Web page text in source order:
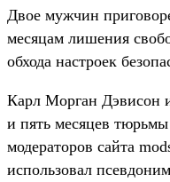
Двое мужчин
месяцам лишения
обхода настроек
Карл Морган Дэвисон
и пять месяцев
модераторов сайта
использовал